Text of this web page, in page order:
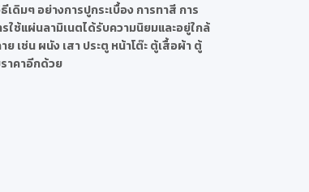
มๆ อย่างการปูกระเบื้อง การทาสี การ
ใช้แผ่นลามิเนตได้รับความนิยมและอยู่ใกล้
เช่น ผนัง เสา ประตู หน้าโต๊ะ ตู้เสื้อผ้า ตู้
าคาอีกด้วย